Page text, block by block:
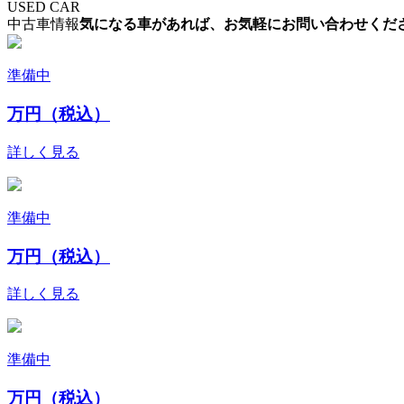
USED CAR
中古車情報気になる車があれば、お気軽にお問い合わせくだ
準備中
万円（税込）
詳しく見る
準備中
万円（税込）
詳しく見る
準備中
万円（税込）